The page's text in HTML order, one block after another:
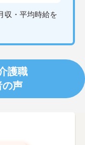
収・平均時給を
護職
の声